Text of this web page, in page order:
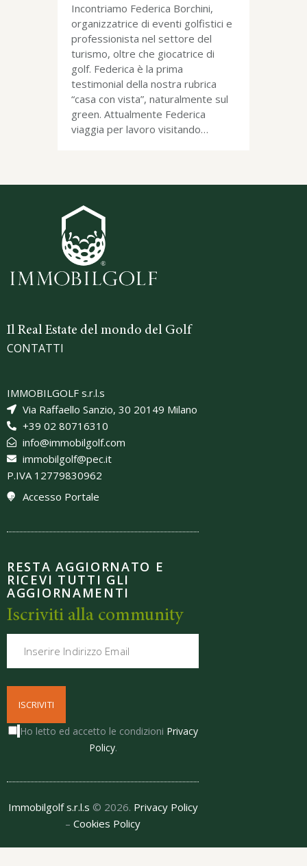
Incontriamo Federica Borchini,
organizzatrice di eventi golfistici e
professionista nel settore del
turismo, oltre che giocatrice di
golf. Federica è la prima
testimonial della nostra rubrica
“casa con vista”, naturalmente sul
green. Attualmente Federica
viaggia per lavoro visitando…
Il Real Estate del mondo del Golf
CONTATTI
IMMOBILGOLF s.r.l.s
Via Raffaello Sanzio, 30 20149 Milano
+39 02 80716310
info@immobilgolf.com
immobilgolf@pec.it
P.IVA 12779830962
Accesso Portale
RESTA AGGIORNATO E
RICEVI TUTTI GLI
AGGIORNAMENTI
Iscriviti alla community
Ho letto ed accetto le condizioni Privacy
Policy.
Immobilgolf s.r.l.s © 2026. Privacy Policy
– Cookies Policy